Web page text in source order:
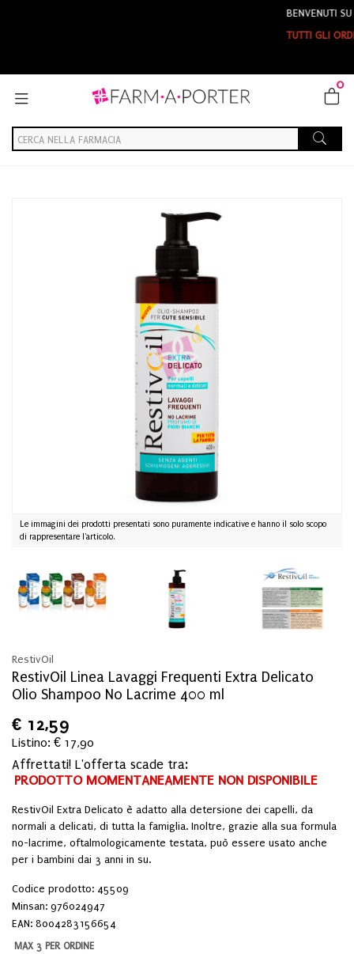
BENVENUTI SU
TUTTI GLI ORDINI
0
Lacrime 400 ml
Le immagini dei prodotti presentati sono puramente indicative e hanno il solo scopo
di rappresentare l'articolo.
RestivOil
RestivOil Linea Lavaggi Frequenti Extra Delicato
Olio Shampoo No Lacrime 400 ml
€ 12,59
Listino: € 17,90
Affrettati! L'offerta scade tra:
PRODOTTO MOMENTANEAMENTE NON DISPONIBILE
RestivOil Extra Delicato è adatto alla detersione dei capelli, da
normali a delicati, di tutta la famiglia. Inoltre, grazie alla sua formula
no-lacrime, oftalmologicamente testata, può essere usato anche
per i bambini dai 3 anni in su.
Codice prodotto: 45509
Minsan: 976024947
EAN: 8004283156654
MAX 3 PER ORDINE